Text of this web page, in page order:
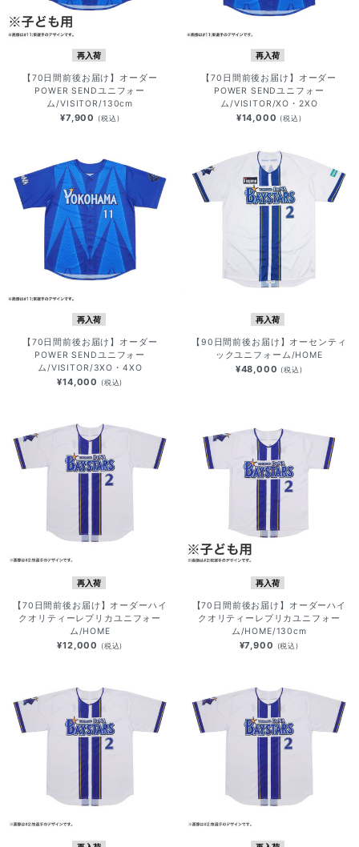
再入荷
【70日間前後お届け】オーダー
POWER SENDユニフォー
ム/VISITOR/130cm
¥7,900 (税込)
再入荷
【70日間前後お届け】オーダー
POWER SENDユニフォー
ム/VISITOR/XO・2XO
¥14,000 (税込)
再入荷
【70日間前後お届け】オーダー
POWER SENDユニフォー
ム/VISITOR/3XO・4XO
¥14,000 (税込)
再入荷
【90日間前後お届け】オーセンティ
ックユニフォーム/HOME
¥48,000 (税込)
再入荷
【70日間前後お届け】オーダーハイ
クオリティーレプリカユニフォー
ム/HOME
¥12,000 (税込)
再入荷
【70日間前後お届け】オーダーハイ
クオリティーレプリカユニフォー
ム/HOME/130cm
¥7,900 (税込)